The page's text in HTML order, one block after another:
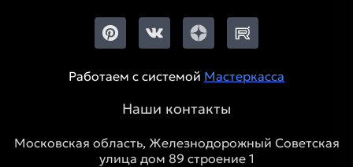
Работаем с системой Мастеркасса
Наши контакты
Московская область, Железнодорожный Советская
улица дом 89 строение 1